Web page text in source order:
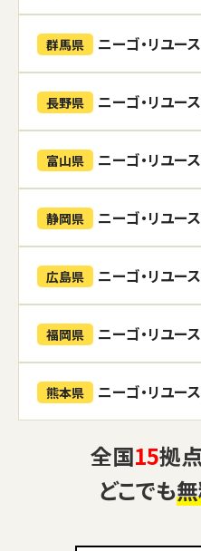
群馬県 ニーゴ・リユー
長野県 ニーゴ・リユー
富山県 ニーゴ・リユー
静岡県 ニーゴ・リユー
広島県 ニーゴ・リユー
福岡県 ニーゴ・リユー
熊本県 ニーゴ・リユー
全国15拠
どこでも